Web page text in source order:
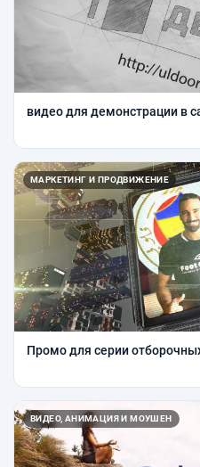
видео для демонстрации в
МАРКЕТИНГ И ПРОДВИЖЕНИЕ
Промо для серии
ВИДЕО, АНИМАЦИЯ И МОУШЕН